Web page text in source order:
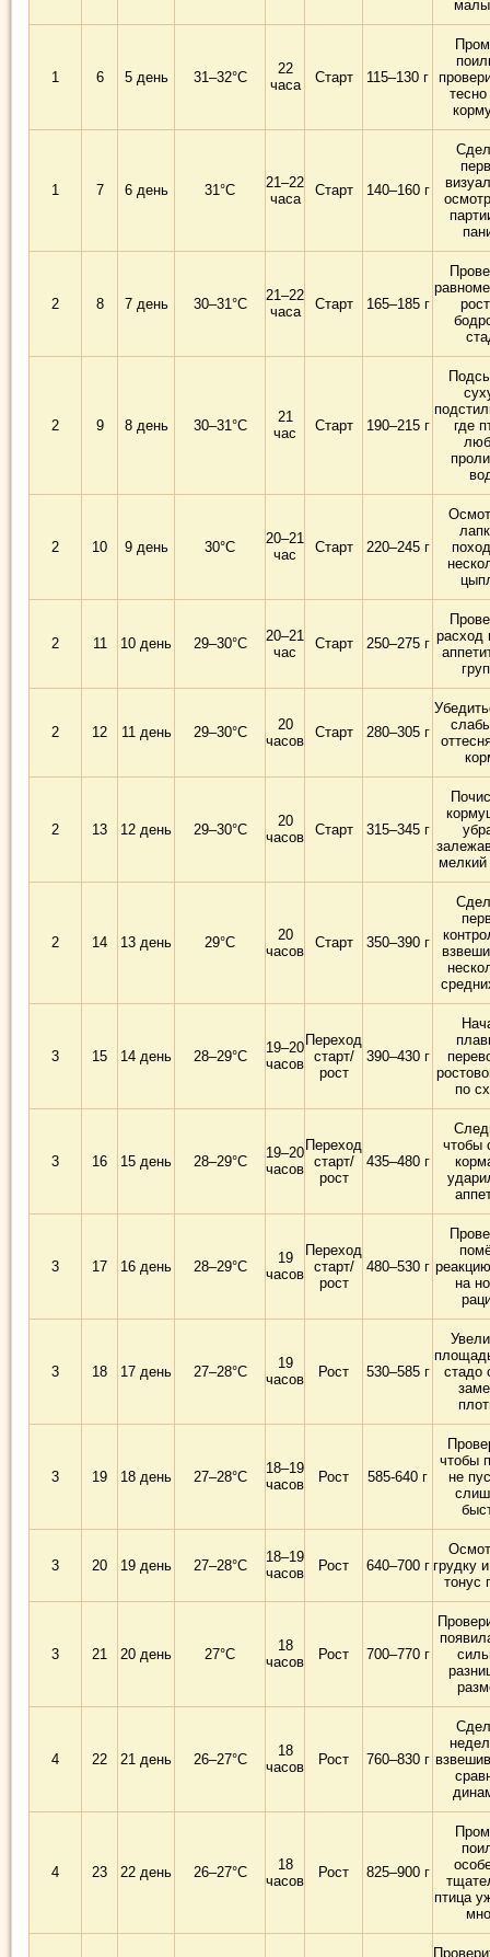
1 6 5 день 31–32°C
22
часа
Старт 115–130 г
1 7 6 день 31°C
21–22
часа
Старт 140–160 г
2 8 7 день 30–31°C
21–22
часа
Старт 165–185 г
2 9 8 день 30–31°C
21
час
Старт 190–215 г
где
2 10 9 день 30°C
20–21
час
Старт 220–245 г
2 11 10 день 29–30°C
20–21
час
Старт 250–275 г расход
2 12 11 день 29–30°C
20
часов
Старт 280–305 г
2 13 12 день 29–30°C
20
часов
Старт 315–345 г
2 14 13 день 29°C
20
часов
Старт 350–390 г
3 15 14 день 28–29°C
19–20
часов
Переход
старт/
рост
390–430 г
по
3 16 15 день 28–29°C
19–20
часов
Переход
старт/
рост
435–480 г
чтобы
3 17 16 день 28–29°C
19
часов
Переход
старт/
рост
480–530 г
на
3 18 17 день 27–28°C
19
часов
Рост 530–585 г
стадо
3 19 18 день 27–28°C
18–19
часов
Рост 585-640 г
чтобы
не
3 20 19 день 27–28°C
18–19
часов
Рост 640–700 г грудку
тонус
3 21 20 день 27°C
18
часов
Рост 700–770 г
4 22 21 день 26–27°C
18
часов
Рост 760–830 г
4 23 22 день 26–27°C
18
часов
Рост 825–900 г
птица